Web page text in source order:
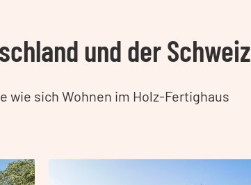
und der Schweiz
wie sich Wohnen im Holz-Fertighaus